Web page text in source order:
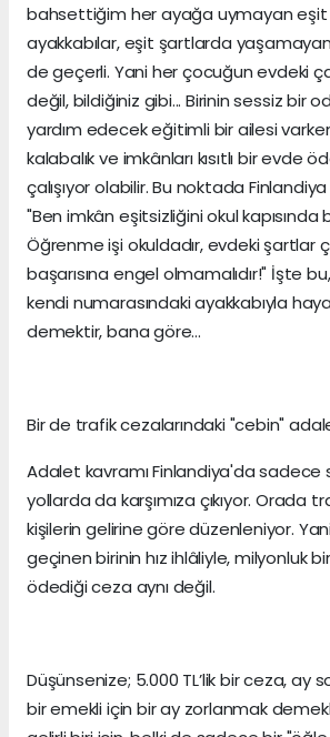
bahsettiğim her ayağa uymayan
ayakkabılar, eşit şartlarda
de geçerli. Yani her çocuğun evdeki
değil, bildiğiniz gibi... Birinin sessiz bir
yardım edecek eğitimli bir ailesi
kalabalık ve imkânları kısıtlı bir evde
çalışıyor olabilir. Bu noktada
"Ben imkân eşitsizliğini okul kapısında
Öğrenme işi okuldadır, evdeki şartlar
başarısına engel olmamalıdır!" İşte
kendi numarasındaki ayakkabıyla
demektir, bana göre…
Bir de trafik cezalarındaki "cebin"
Adalet kavramı Finlandiya'da sadece
yollarda da karşımıza çıkıyor. Orada
kişilerin gelirine göre düzenleniyor.
geçinen birinin hız ihlâliyle, milyonluk
ödediği ceza aynı değil.
Düşünsenize; 5.000 TL’lik bir ceza, ay
bir emekli için bir ay zorlanmak